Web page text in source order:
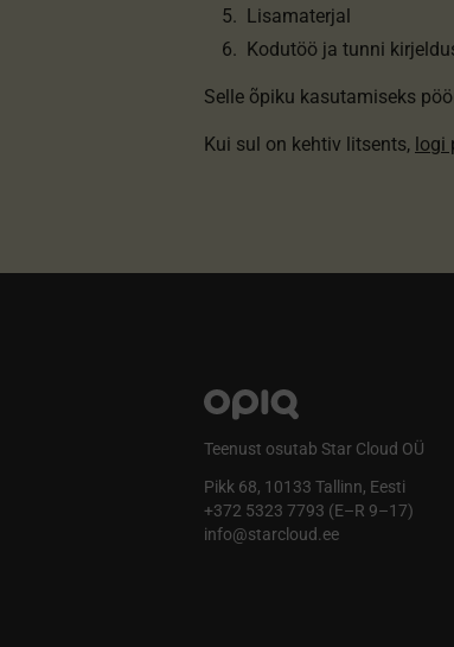
Lisamaterjal
Kodutöö ja tunni
Selle õpiku kasutamiseks
Kui sul on kehtiv litsents, logi
Teenust osutab Star Cloud OÜ
Pikk 68, 10133 Tallinn, Eesti
+372 5323 7793 (E–R 9–17)
info@starcloud.ee